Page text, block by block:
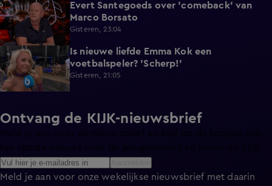
8:57
Evert Santegoeds over 'comeback' van
Marco Borsato
Gisteren, 23:04
0:38
Is nieuwe liefde Emma Kok een
voetbalspeler? 'Scherp!'
Gisteren, 21:05
Ontvang de KIJK-nieuwsbrief
Meld je aan voor de nieuwsbrief en blijf op de hoogte van
Meld je aan voor onze wekelijkse nieuwsbrief met daarin